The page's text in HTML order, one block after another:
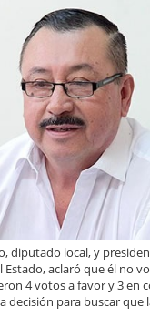
diputado local, y
Estado, aclaró que él no
4 votos a favor y 3 en
decisión para buscar que